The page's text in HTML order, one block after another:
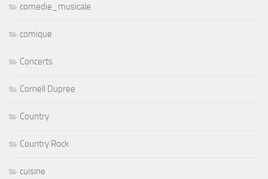
comedie_musicale
comique
Concerts
Cornell Dupree
Country
Country Rock
cuisine